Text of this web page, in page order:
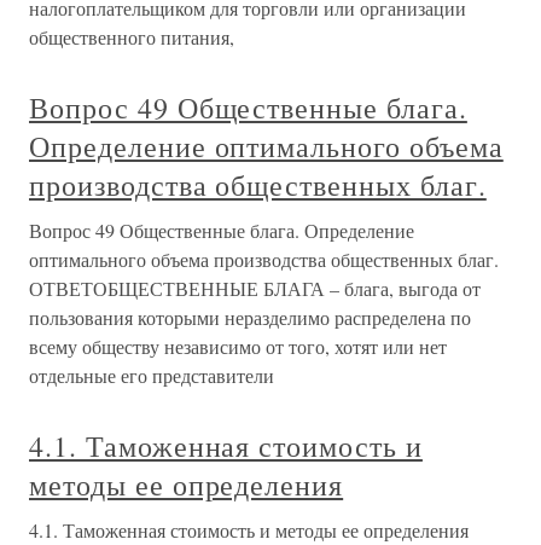
налогоплательщиком для торговли или организации
общественного питания,
Вопрос 49 Общественные блага.
Определение оптимального объема
производства общественных благ.
Вопрос 49 Общественные блага. Определение
оптимального объема производства общественных благ.
ОТВЕТОБЩЕСТВЕННЫЕ БЛАГА – блага, выгода от
пользования которыми неразделимо распределена по
всему обществу независимо от того, хотят или нет
отдельные его представители
4.1. Таможенная стоимость и
методы ее определения
4.1. Таможенная стоимость и методы ее определения